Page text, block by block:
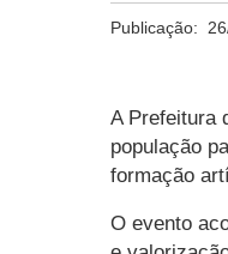
Publicação:
A Prefeitura
população
formação
O evento